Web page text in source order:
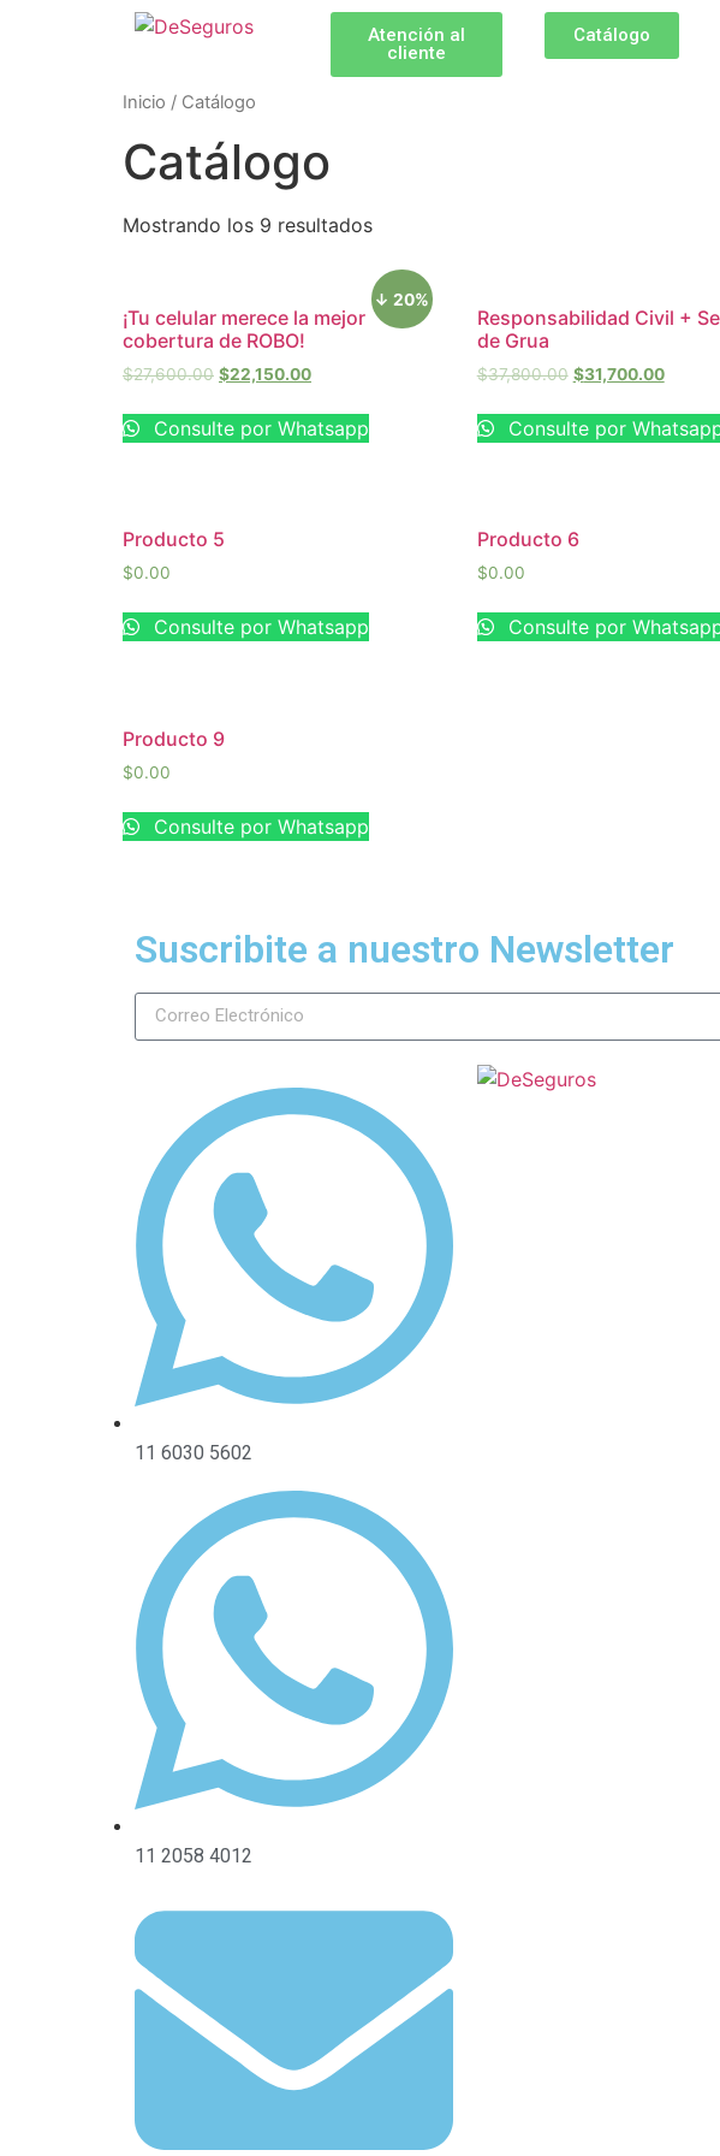
Atención al
cliente
Catálogo
Inicio / Catálogo
Catálogo
Mostrando los 9 resultados
↓ 20%
¡Tu celular merece la mejor
cobertura de ROBO!
$27,600.00 $22,150.00
Consulte por Whatsapp
Responsabilidad Civil +
de Grua
$37,800.00 $31,700.00
Consulte por
Producto 5
$0.00
Consulte por Whatsapp
Producto 6
$0.00
Consulte por
Producto 9
$0.00
Consulte por Whatsapp
Suscribite a nuestro Newsletter
11 6030 5602
11 2058 4012